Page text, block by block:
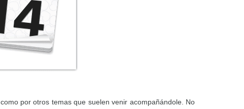
como por otros temas que suelen venir acompañándole. No